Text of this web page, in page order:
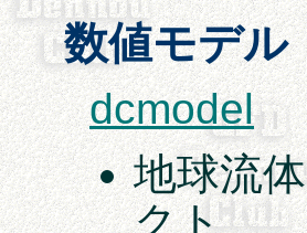
数値モデル
dcmodel
地球流
クト